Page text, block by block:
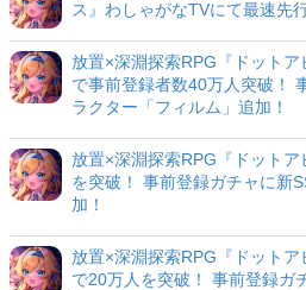
ス』わしゃがなTVにて最速先
放置×深淵探索RPG『ドット
で事前登録者数40万人突破！
ラクター「フィルム」追加！
放置×深淵探索RPG『ドット
を突破！ 事前登録ガチャに新
加！
放置×深淵探索RPG『ドット
で20万人を突破！ 事前登録ガ